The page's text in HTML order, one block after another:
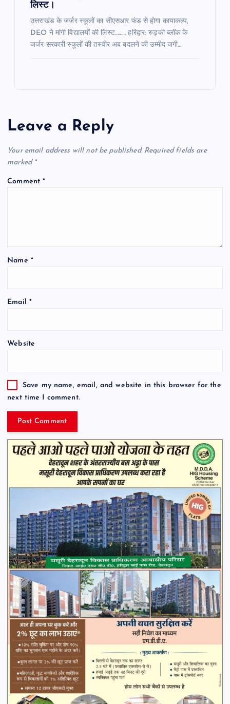
लिस्ट।
उत्तराखंड के जर्जर स्कूलों का सीएसआर फंड से होगा कायाकल्प,
DEO ने मांगी विद्यालयों की लिस्ट……… हरिद्वार: रुड़की ब्लॉक के
जर्जर सरकारी स्कूलों की तस्वीर अब बदलने की उम्मीद जगी…
Leave a Reply
Your email address will not be published. Required fields are
marked *
Comment*
Name *
Email *
Website
Save my name, email, and website in this browser for the
next time I comment.